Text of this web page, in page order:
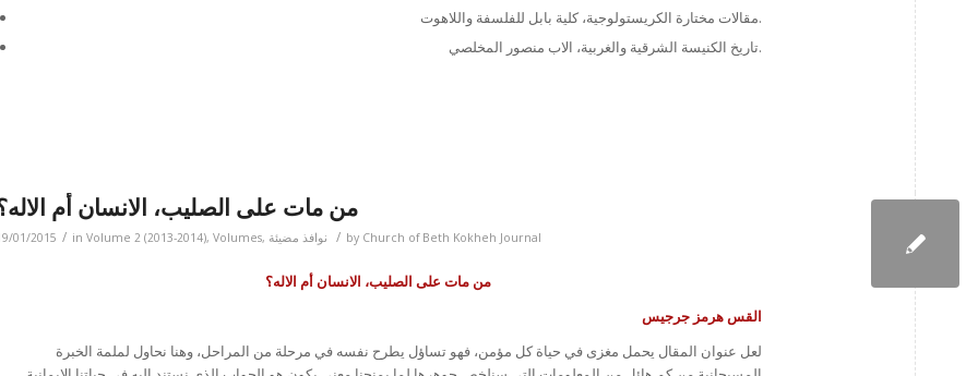
مقالات مختارة الكريستولوجية، كلية بابل للفلسفة واللاهوت.
تاريخ الكنيسة الشرقية والغربية، الاب منصور المخلصي.
من مات على الصليب، الانسان أم
01/2015 / in Volume 2 (2013-2014), Volumes, نوافذ مضيئة / by Church of Beth Kokheh Journal
من مات على الصليب، الانسان أم الاله؟
القس هرمز جرجيس
لعل عنوان المقال يحمل مغزى في حياة كل مؤمن، فهو تساؤل يطرح نفسه في مرحلة من المراحل، وهنا نحاول لملمة الخبرة